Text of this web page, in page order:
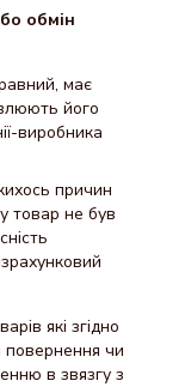
обмін
має
його
виробника
причин
товар не був
які згідно
повернення чи
в звязгу з